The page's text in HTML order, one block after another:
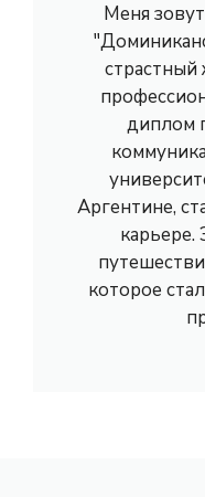
Меня
страстный
диплом
Аргентине,
которое